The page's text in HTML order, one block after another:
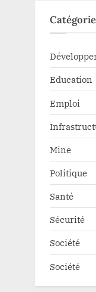
Education
Emploi
Mine
Politique
Santé
Sécurité
Société
Société